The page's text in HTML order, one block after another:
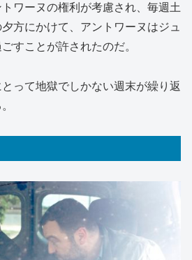
ワーヌの権利が考慮され、毎週土
方にかけて、アントワーヌはジュ
すことが許されたのだ。
って地獄でしかない週末が繰り返